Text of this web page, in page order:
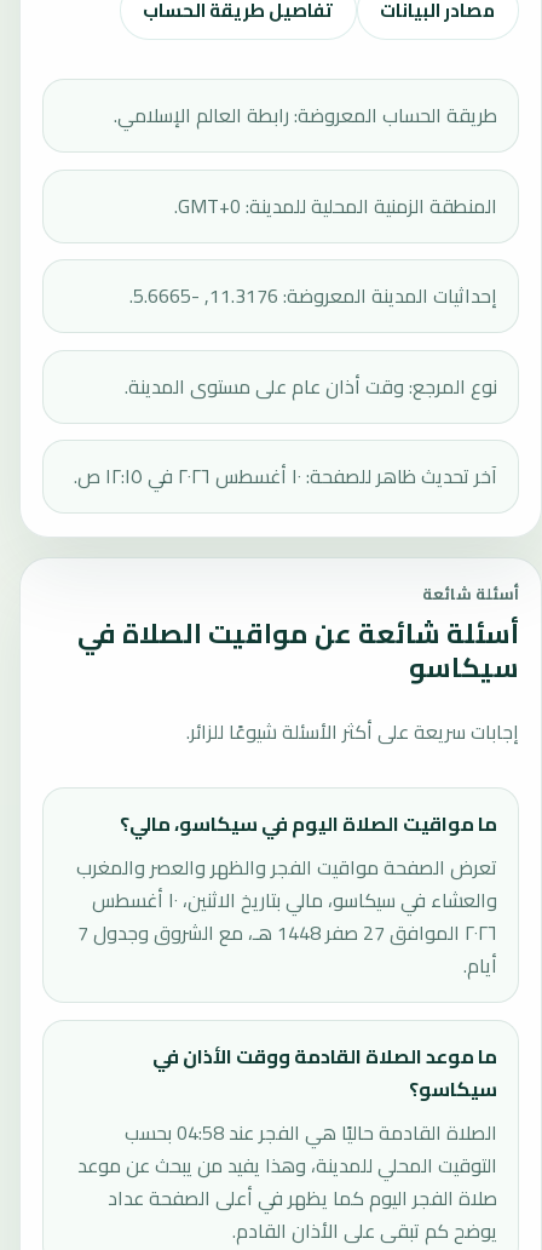
مصادر البيانات تفاصيل طريقة الحساب
طريقة الحساب المعروضة: رابطة العالم الإسلامي.
المنطقة الزمنية المحلية للمدينة: GMT+0.
إحداثيات المدينة المعروضة: 11.3176, -5.6665.
نوع المرجع: وقت أذان عام على مستوى المدينة.
آخر تحديث ظاهر للصفحة: ١٠ أغسطس ٢٠٢٦ في ١٢:١٥ ص.
أسئلة شائعة
أسئلة شائعة عن مواقيت الصلاة في
سيكاسو
إجابات سريعة على أكثر الأسئلة شيوعًا للزائر.
ما مواقيت الصلاة اليوم في سيكاسو، مالي؟
تعرض الصفحة مواقيت الفجر والظهر والعصر والمغرب
والعشاء في سيكاسو، مالي بتاريخ الاثنين، ١٠ أغسطس
٢٠٢٦ الموافق 27 صفر 1448 هـ، مع الشروق وجدول 7
أيام.
ما موعد الصلاة القادمة ووقت الأذان في
سيكاسو؟
الصلاة القادمة حاليًا هي الفجر عند 04:58 بحسب
التوقيت المحلي للمدينة، وهذا يفيد من يبحث عن موعد
صلاة الفجر اليوم كما يظهر في أعلى الصفحة عداد
يوضح كم تبقى على الأذان القادم.